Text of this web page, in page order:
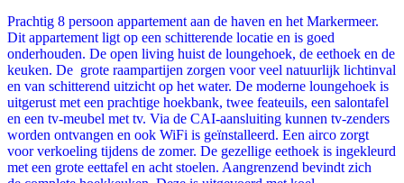
Prachtig 8 persoon appartement aan de haven en het Markermeer.
Dit appartement ligt op een schitterende locatie en is goed
onderhouden. De open living huist de loungehoek, de eethoek en de
keuken. De grote raampartijen zorgen voor veel natuurlijk lichtinval
en van schitterend uitzicht op het water. De moderne loungehoek is
uitgerust met een prachtige hoekbank, twee feateuils, een salontafel
en een tv-meubel met tv. Via de CAI-aansluiting kunnen tv-zenders
worden ontvangen en ook WiFi is geïnstalleerd. Een airco zorgt
voor verkoeling tijdens de zomer. De gezellige eethoek is ingekleurd
met een grote eettafel en acht stoelen. Aangrenzend bevindt zich